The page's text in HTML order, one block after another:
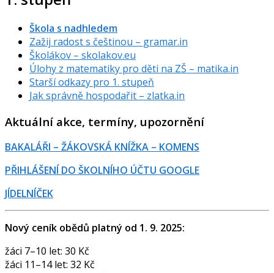
Škola s nadhledem
Zažij radost s češtinou – gramar.in
Školákov – skolakov.eu
Úlohy z matematiky pro děti na ZŠ – matika.in
Starší odkazy pro 1. stupeň
Jak správně hospodařit – zlatka.in
Aktuální akce, termíny, upozornění
BAKALÁŘI – ŽÁKOVSKÁ KNÍŽKA – KOMENS
PŘIHLÁŠENÍ DO ŠKOLNÍHO ÚČTU GOOGLE
JÍDELNÍČEK
Nový ceník obědů platný od 1. 9. 2025:
žáci 7–10 let: 30 Kč
žáci 11–14 let: 32 Kč